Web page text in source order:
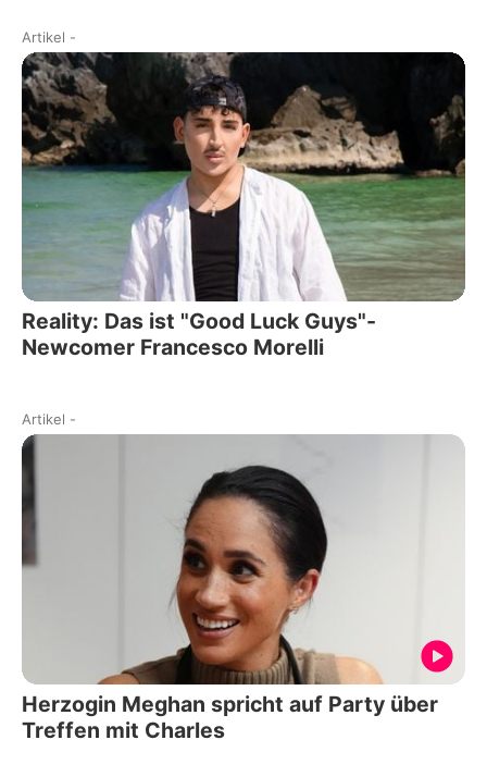
Artikel -
Reality: Das ist "Good Luck Guys"-
Newcomer Francesco Morelli
Artikel -
Herzogin Meghan spricht auf Party über
Treffen mit Charles